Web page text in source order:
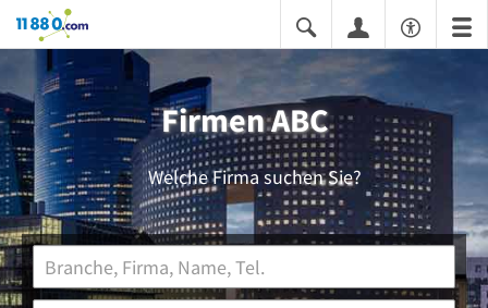
11880.com
Firmen ABC
Welche Firma suchen Sie?